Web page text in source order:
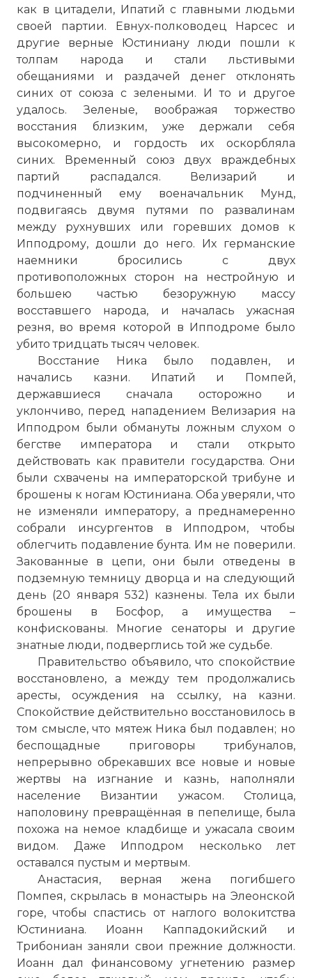
как в цитадели, Ипатий с главными людьми
своей партии. Евнух-полководец Нарсес и
другие верные Юстиниану люди пошли к
толпам народа и стали льстивыми
обещаниями и раздачей денег отклонять
синих от союза с зелеными. И то и другое
удалось. Зеленые, воображая торжество
восстания близким, уже держали себя
высокомерно, и гордость их оскорбляла
синих. Временный союз двух враждебных
партий распадался. Велизарий и
подчиненный ему военачальник Мунд,
подвигаясь двумя путями по развалинам
между рухнувших или горевших домов к
Ипподрому, дошли до него. Их германские
наемники бросились с двух
противоположных сторон на нестройную и
большею частью безоружную массу
восставшего народа, и началась ужасная
резня, во время которой в Ипподроме было
убито тридцать тысяч человек.
Восстание Ника было подавлен, и
начались казни. Ипатий и Помпей,
державшиеся сначала осторожно и
уклончиво, перед нападением Велизария на
Ипподром были обмануты ложным слухом о
бегстве императора и стали открыто
действовать как правители государства. Они
были схвачены на императорской трибуне и
брошены к ногам Юстиниана. Оба уверяли, что
не изменяли императору, а преднамеренно
собрали инсургентов в Ипподром, чтобы
облегчить подавление бунта. Им не поверили.
Закованные в цепи, они были отведены в
подземную темницу дворца и на следующий
день (20 января 532) казнены. Тела их были
брошены в Босфор, а имущества –
конфискованы. Многие сенаторы и другие
знатные люди, подверглись той же судьбе.
Правительство объявило, что спокойствие
восстановлено, а между тем продолжались
аресты, осуждения на ссылку, на казни.
Спокойствие действительно восстановилось в
том смысле, что мятеж Ника был подавлен; но
беспощадные приговоры трибуналов,
непрерывно обрекавших все новые и новые
жертвы на изгнание и казнь, наполняли
население Византии ужасом. Столица,
наполовину превращённая в пепелище, была
похожа на немое кладбище и ужасала своим
видом. Даже Ипподром несколько лет
оставался пустым и мертвым.
Анастасия, верная жена погибшего
Помпея, скрылась в монастырь на Элеонской
горе, чтобы спастись от наглого волокитства
Юстиниана. Иоанн Каппадокийский и
Трибониан заняли свои прежние должности.
Иоанн дал финансовому угнетению размер